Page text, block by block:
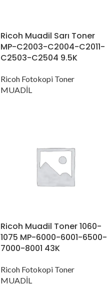
Ricoh Muadil Sarı Toner
MP-C2003-C2004-C2011-
C2503-C2504 9.5K
Ricoh Fotokopi Toner
MUADİL
Ricoh Muadil Toner 1060-
1075 MP-6000-6001-6500-
7000-8001 43K
Ricoh Fotokopi Toner
MUADİL